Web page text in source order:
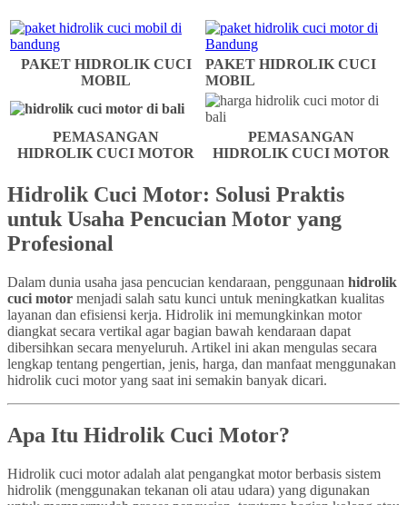
PAKET HIDROLIK CUCI
MOBIL
PAKET HIDROLIK CUCI
MOBIL
PEMASANGAN
HIDROLIK CUCI MOTOR
PEMASANGAN
HIDROLIK CUCI MOTOR
Hidrolik Cuci Motor: Solusi Praktis
untuk Usaha Pencucian Motor yang
Profesional
Dalam dunia usaha jasa pencucian kendaraan, penggunaan hidrolik
cuci motor menjadi salah satu kunci untuk meningkatkan kualitas
layanan dan efisiensi kerja. Hidrolik ini memungkinkan motor
diangkat secara vertikal agar bagian bawah kendaraan dapat
dibersihkan secara menyeluruh. Artikel ini akan mengulas secara
lengkap tentang pengertian, jenis, harga, dan manfaat menggunakan
hidrolik cuci motor yang saat ini semakin banyak dicari.
Apa Itu Hidrolik Cuci Motor?
Hidrolik cuci motor adalah alat pengangkat motor berbasis sistem
hidrolik (menggunakan tekanan oli atau udara) yang digunakan